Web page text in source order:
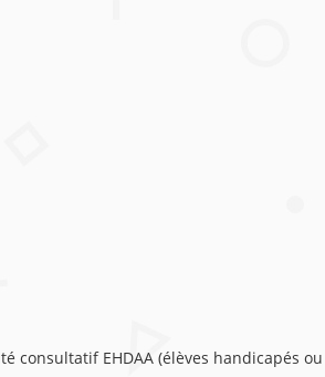
EHDAA (élèves handicapés